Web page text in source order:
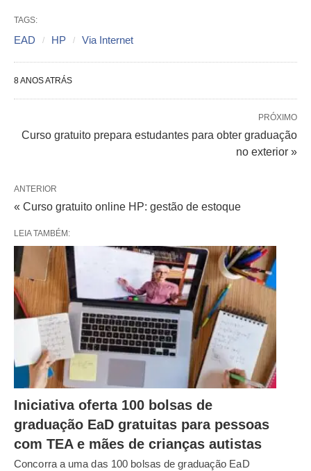
TAGS:
EAD HP Via Internet
8 ANOS ATRÁS
PRÓXIMO
Curso gratuito prepara estudantes para obter graduação
no exterior »
ANTERIOR
« Curso gratuito online HP: gestão de estoque
LEIA TAMBÉM:
Iniciativa oferta 100 bolsas de
graduação EaD gratuitas para pessoas
com TEA e mães de crianças autistas
Concorra a uma das 100 bolsas de graduação EaD